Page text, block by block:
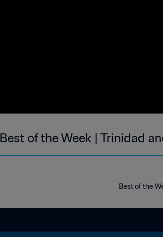
Best of the Week | Trinidad
Best of the